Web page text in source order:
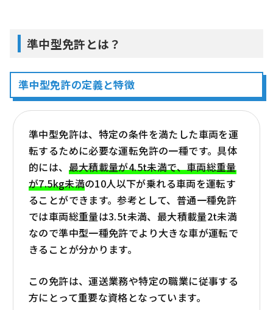
免許取得の利点
準中型免許の費用と取得のポイント
準中型免許とは？
準中型免許の定義と特徴
準中型免許は、特定の条件を満たした車両を運
転するために必要な運転免許の一種です。具体
的には、 最大積載量が4.5t未満で、車両総重量
が7.5kg未満の10人以下が乗れる車両を運転す
ることができます。参考として、普通一種免許
では車両総重量は3.5t未満、最大積載量2t未満
なので準中型一種免許でより大きな車が運転で
きることが分かります。
この免許は、運送業務や特定の職業に従事する
方にとって重要な資格となっています。